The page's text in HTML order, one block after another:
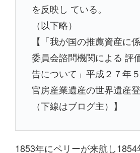
を反映し ている。
（以下略）
【「我が国の推薦資産に
委員会諮問機関による 評
告について」平成２７年
官房産業遺産の世界遺産
（下線はブログ主）】
1853年にペリーが来航し